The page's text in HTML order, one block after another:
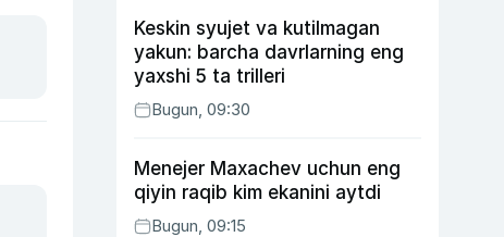
Keskin syujet va kutilmagan
yakun: barcha davrlarning eng
yaxshi 5 ta trilleri
Bugun, 09:30
Menejer Maxachev uchun eng
qiyin raqib kim ekanini aytdi
Bugun, 09:15